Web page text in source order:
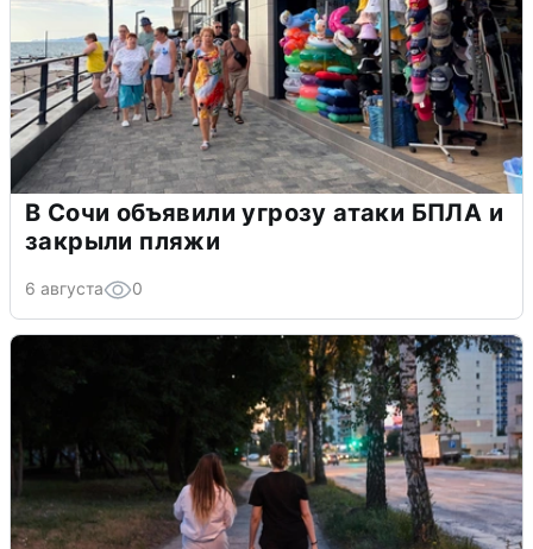
В Сочи объявили угрозу атаки БПЛА и
закрыли пляжи
6 августа 0